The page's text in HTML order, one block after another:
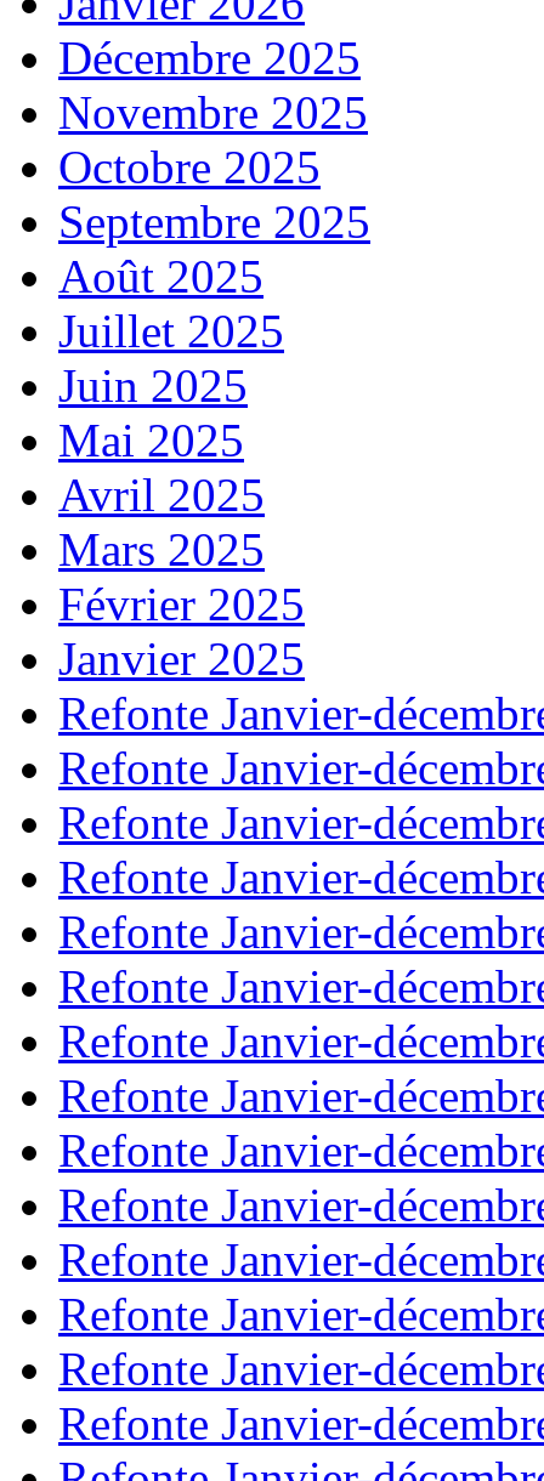
Décembre 2025
Novembre 2025
Octobre 2025
Septembre 2025
Août 2025
Juillet 2025
Juin 2025
Mai 2025
Avril 2025
Mars 2025
Février 2025
Janvier 2025
Refonte Janvier-
Refonte Janvier-
Refonte Janvier-
Refonte Janvier-
Refonte Janvier-
Refonte Janvier-
Refonte Janvier-
Refonte Janvier-
Refonte Janvier-
Refonte Janvier-
Refonte Janvier-
Refonte Janvier-
Refonte Janvier-
Refonte Janvier-